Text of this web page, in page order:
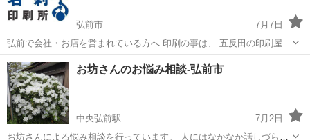
弘前市
7月7日
弘前で会社・お店を営まれている方へ 印刷の事は、 五反田の印刷屋
【BUSINESS名刺印刷所】にお任せください！ 個人事業主様、新規開
業の代表者様 大歓迎！ 名刺・ショップカード・ポイントカー
ド、、、 印刷...
青森 弘前市 その他 名刺
お坊さんのお悩み相談-弘前市
中央弘前駅
7月2日
お坊さんによる悩み相談を行っています。 人にはなかなか話しづらい